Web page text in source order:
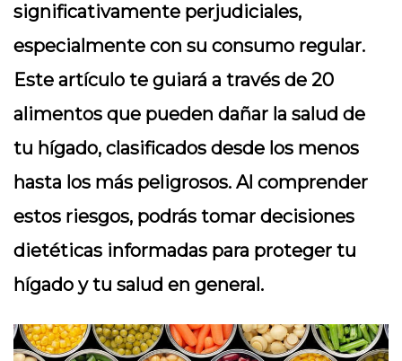
significativamente perjudiciales,
especialmente con su consumo regular.
Este artículo te guiará a través de 20
alimentos que pueden dañar la salud de
tu hígado, clasificados desde los menos
hasta los más peligrosos. Al comprender
estos riesgos, podrás tomar decisiones
dietéticas informadas para proteger tu
hígado y tu salud en general.